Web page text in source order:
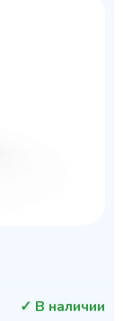
✓ В наличии